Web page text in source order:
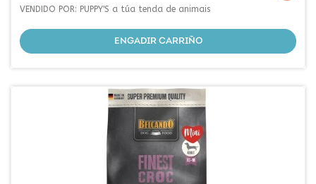
VENDIDO POR: PUPPY'S a túa tenda de animais
ENGADIR CARRIÑO